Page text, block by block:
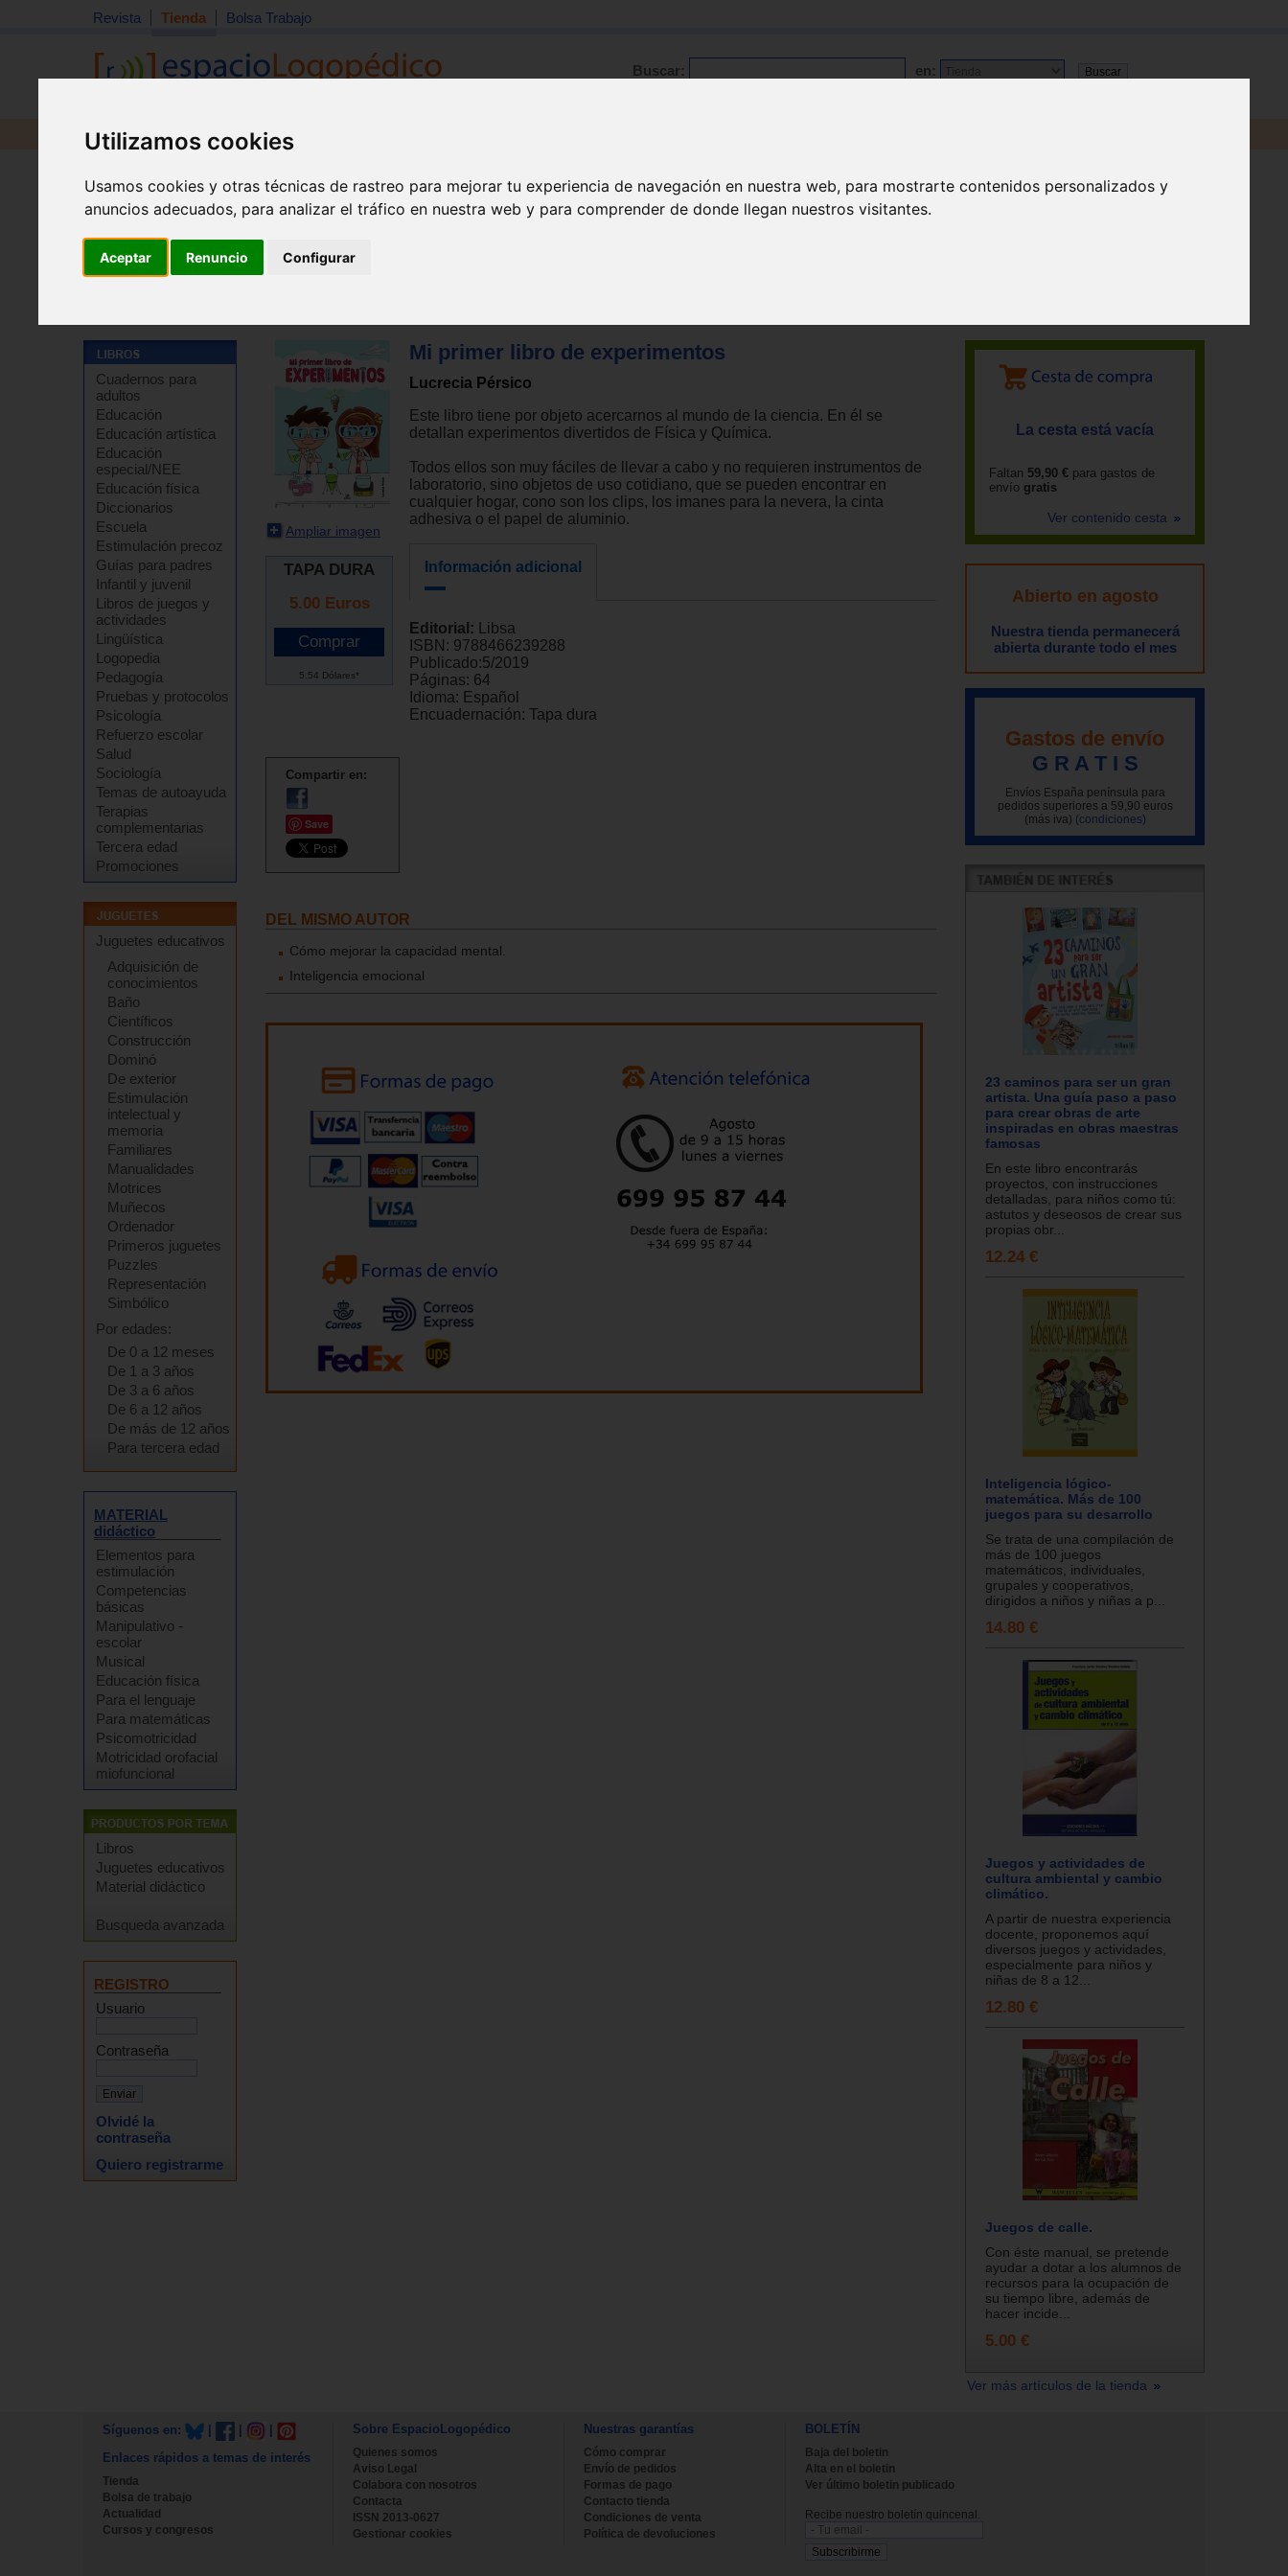
Utilizamos cookies
Usamos cookies y otras técnicas de rastreo para mejorar tu experiencia de navegación en nuestra web, para mostrarte contenidos personalizados y
anuncios adecuados, para analizar el tráfico en nuestra web y para comprender de donde llegan nuestros visitantes.
Aceptar Renuncio Configurar
Revista Tienda Bolsa Trabajo
Buscar: en:
Revista Libros Material
Cuadernos para
adultos
Educación
Educación artística
Educación
especial/NEE
Educación física
Diccionarios
Escuela
Estimulación precoz
Guías para padres
Infantil y juvenil
Libros de juegos y
actividades
Lingüística
Logopedia
Pedagogía
Pruebas y protocolos
Psicología
Refuerzo escolar
Salud
Sociología
Temas de autoayuda
Terapias
complementarias
Tercera edad
Promociones
Juguetes educativos
Adquisición de
conocimientos
Baño
Científicos
Construcción
Dominó
De exterior
Estimulación
intelectual y
memoria
Familiares
Manualidades
Motrices
Muñecos
Ordenador
Primeros juguetes
Puzzles
Representación
Simbólico
Por edades:
De 0 a 12 meses
De 1 a 3 años
De 3 a 6 años
De 6 a 12 años
De más de 12 años
Para tercera edad
MATERIAL
didáctico
Elementos para
estimulación
Competencias
básicas
Manipulativo -
escolar
Musical
Educación física
Para el lenguaje
Para matemáticas
Psicomotricidad
Motricidad orofacial
miofuncional
Libros
Juguetes educativos
Material didáctico
Busqueda avanzada
REGISTRO
Usuario
Contraseña
Olvidé la
contraseña
Quiero registrarme
Ampliar imagen
TAPA DURA
5.00 Euros
5.54 Dólares*
Compartir en:
Save
Mi primer libro de experimentos
Lucrecia Pérsico
Este libro tiene por objeto acercarnos al mundo de la ciencia. En él se
detallan experimentos divertidos de Física y Química.
Todos ellos son muy fáciles de llevar a cabo y no requieren instrumentos de
laboratorio, sino objetos de uso cotidiano, que se pueden encontrar en
cualquier hogar, cono son los clips, los imanes para la nevera, la cinta
adhesiva o el papel de aluminio.
Información adicional
Editorial: Libsa
ISBN: 9788466239288
Publicado:5/2019
Páginas: 64
Idioma: Español
Encuadernación:
Tapa dura
DEL MISMO AUTOR
Cómo mejorar la capacidad mental.
Inteligencia emocional
La cesta está vacía
Faltan 59,90 € para gastos de
envío gratis
Ver contenido cesta
Abierto en agosto
Nuestra tienda permanecerá
abierta durante todo el mes
Gastos de envío
G R A T I S
Envíos España península para
pedidos superiores a 59,90 euros
(más iva) (condiciones)
23 caminos para ser un gran
artista. Una guía paso a paso
para crear obras de arte
inspiradas en obras maestras
famosas
En este libro encontrarás
proyectos, con instrucciones
detalladas, para niños como tú:
astutos y deseosos de crear sus
propias obr...
12.24 €
Inteligencia lógico-
matemática. Más de 100
juegos para su desarrollo
Se trata de una compilación de
más de 100 juegos
matemáticos, individuales,
grupales y cooperativos,
dirigidos a niños y niñas a p...
14.80 €
Juegos y actividades de
cultura ambiental y cambio
climático.
A partir de nuestra experiencia
docente, proponemos aquí
diversos juegos y actividades,
especialmente para niños y
niñas de 8 a 12...
12.80 €
Juegos de calle.
Con éste manual, se pretende
ayudar a dotar a los alumnos de
recursos para la ocupación de
su tiempo libre, además de
hacer incide...
5.00 €
Ver más artículos de la tienda
Síguenos en:
Enlaces rápidos a temas de interés
Tienda
Bolsa de trabajo
Actualidad
Cursos y congresos
Sobre EspacioLogopédico
Quienes somos
Aviso Legal
Colabora con nosotros
Contacta
ISSN 2013-0627
Gestionar cookies
Nuestras garantías
Cómo comprar
Envío de pedidos
Formas de pago
Contacto tienda
Condiciones de venta
Política de devoluciones
BOLETÍN
Baja del boletin
Alta en el boletin
Ver último boletin publicado
Recibe nuestro boletín quincenal.